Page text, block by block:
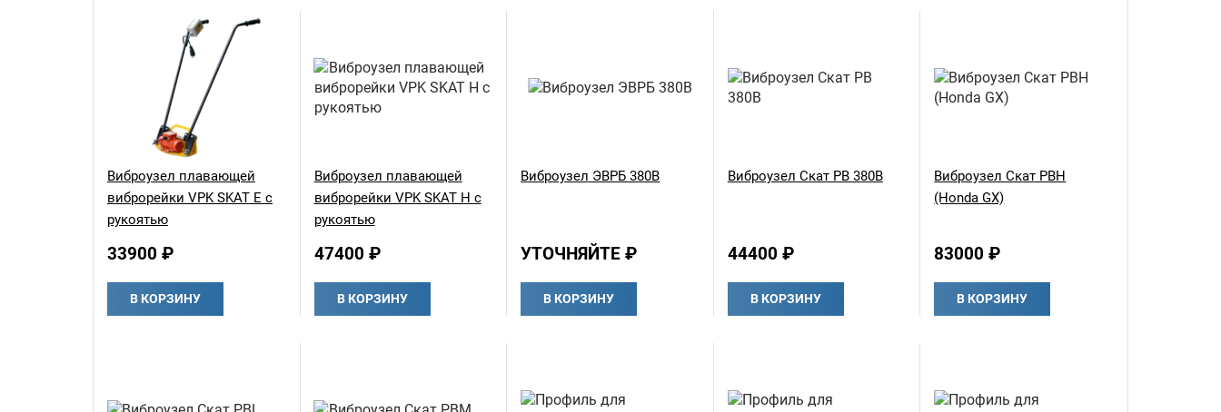
Виброузел плавающей
виброрейки VPK SKAT E с
рукоятью
33900 ₽
В КОРЗИНУ
Виброузел плавающей
виброрейки VPK SKAT H с
рукоятью
47400 ₽
В КОРЗИНУ
Виброузел ЭВРБ 380В
УТОЧНЯЙТЕ ₽
В КОРЗИНУ
Виброузел Скат РВ 380В
44400 ₽
В КОРЗИНУ
Виброузел Скат РВH
(Honda GX)
83000 ₽
В КОРЗИНУ